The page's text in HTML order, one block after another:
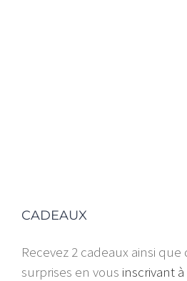
CADEAUX
Recevez 2 cadeaux ainsi que
surprises en vous inscrivant